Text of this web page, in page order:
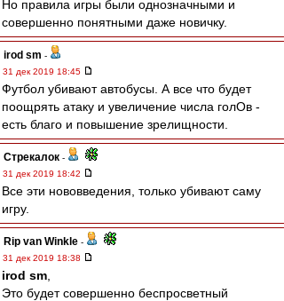
Но правила игры были однозначными и
совершенно понятными даже новичку.
irod sm -
31 дек 2019 18:45
Футбол убивают автобусы. А все что будет
поощрять атаку и увеличение числа голОв -
есть благо и повышение зрелищности.
Стрекалок -
31 дек 2019 18:42
Все эти нововведения, только убивают саму
игру.
Rip van Winkle -
31 дек 2019 18:38
irod sm
Это будет совершенно беспросветный